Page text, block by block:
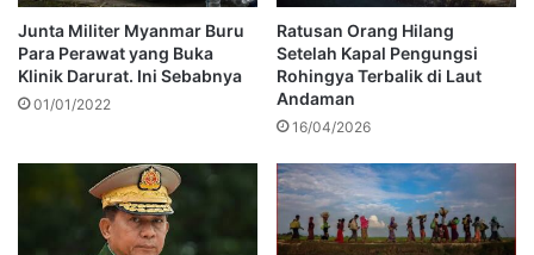
Junta Militer Myanmar Buru
Para Perawat yang Buka
Klinik Darurat. Ini Sebabnya
01/01/2022
Ratusan Orang Hilang
Setelah Kapal Pengungsi
Rohingya Terbalik di Laut
Andaman
16/04/2026